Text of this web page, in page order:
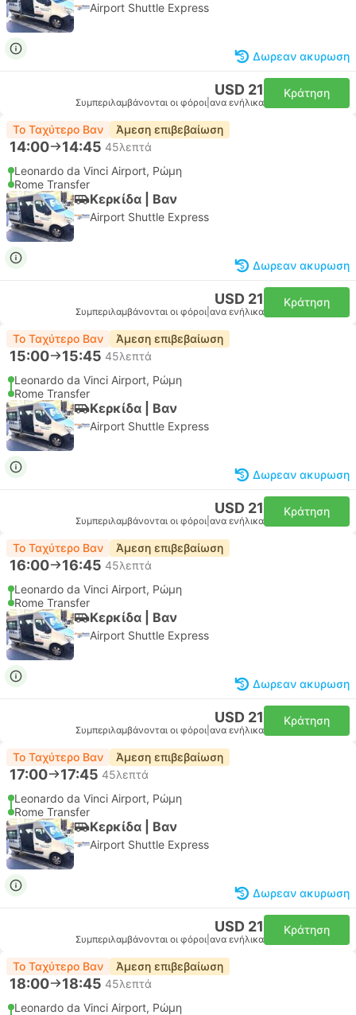
Airport Shuttle Express
Δωρεαν ακυρωση
USD 21
Συμπεριλαμβάνονται οι φόροι ανα ενήλικα
Κράτηση
Το Ταχύτερο Βαν Άμεση επιβεβαίωση
14:00 14:45 45λεπτά
Leonardo da Vinci Airport, Ρώμη
Rome Transfer
Κερκίδα | Βαν
Airport Shuttle Express
Δωρεαν ακυρωση
USD 21
Συμπεριλαμβάνονται οι φόροι ανα ενήλικα
Κράτηση
Το Ταχύτερο Βαν Άμεση επιβεβαίωση
15:00 15:45 45λεπτά
Leonardo da Vinci Airport, Ρώμη
Rome Transfer
Κερκίδα | Βαν
Airport Shuttle Express
Δωρεαν ακυρωση
USD 21
Συμπεριλαμβάνονται οι φόροι ανα ενήλικα
Κράτηση
Το Ταχύτερο Βαν Άμεση επιβεβαίωση
16:00 16:45 45λεπτά
Leonardo da Vinci Airport, Ρώμη
Rome Transfer
Κερκίδα | Βαν
Airport Shuttle Express
Δωρεαν ακυρωση
USD 21
Συμπεριλαμβάνονται οι φόροι ανα ενήλικα
Κράτηση
Το Ταχύτερο Βαν Άμεση επιβεβαίωση
17:00 17:45 45λεπτά
Leonardo da Vinci Airport, Ρώμη
Rome Transfer
Κερκίδα | Βαν
Airport Shuttle Express
Δωρεαν ακυρωση
USD 21
Συμπεριλαμβάνονται οι φόροι ανα ενήλικα
Κράτηση
Το Ταχύτερο Βαν Άμεση επιβεβαίωση
18:00 18:45 45λεπτά
Leonardo da Vinci Airport, Ρώμη